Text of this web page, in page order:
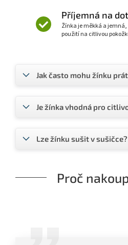
Příjemná na
Žínka je měkká a
použití na citlivou
Jak často mohu žínku
Je žínka vhodná pro
Lze žínku sušit v sušičce?
Proč